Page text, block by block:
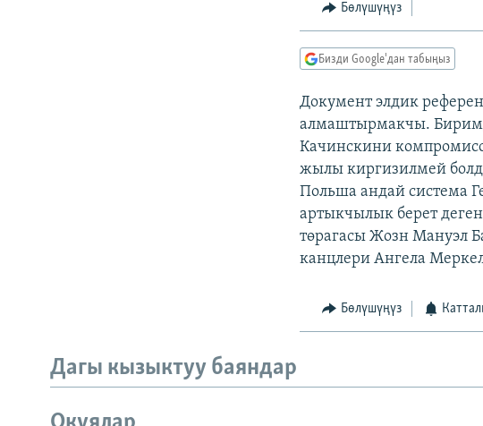
Бөлүшүңүз
Бизди Google'дан табыңыз
Документ элдик
алмаштырмакчы.
Качинскини
жылы киргизилмей
Польша андай система
артыкчылык берет
төрагасы Жозн Мануэл
канцлери Ангела
Бөлүшүңүз
Дагы кызыктуу баяндар